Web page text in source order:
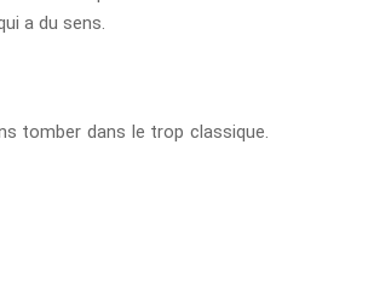
a du sens.
tomber dans le trop classique.